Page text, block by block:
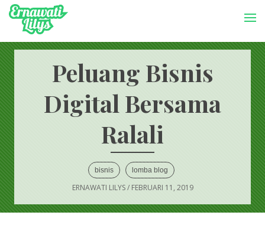
-->
Peluang Bisnis
Digital Bersama
Ralali
bisnis lomba blog
ERNAWATI LILYS/ FEBRUARI 11, 2019